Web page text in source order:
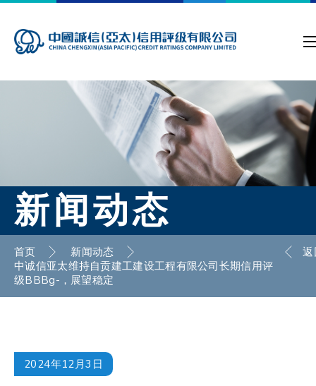
新闻动态
首页
新闻动态
中诚信亚太维持自贡建工建设工程有限公司长期信用评
级BBBg-，展望稳定
2024年12月3日